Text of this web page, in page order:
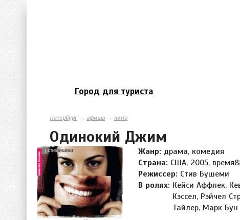
Город для туриста
Петербург→ афиша → кино
Одинокий Джим
Жанр: драма, комедия
Страна: США, 2005,
Режиссер: Стив Бушеми
В ролях: Кейси Аффлек,
Кэссел, Рэйчел
Тайлер, Марк